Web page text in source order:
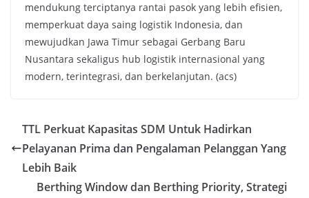
mendukung terciptanya rantai pasok yang lebih efisien,
memperkuat daya saing logistik Indonesia, dan
mewujudkan Jawa Timur sebagai Gerbang Baru
Nusantara sekaligus hub logistik internasional yang
modern, terintegrasi, dan berkelanjutan. (acs)
TTL Perkuat Kapasitas SDM Untuk Hadirkan
Pelayanan Prima dan Pengalaman Pelanggan Yang
Lebih Baik
Berthing Window dan Berthing Priority, Strategi